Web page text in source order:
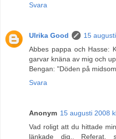
Svara
Ulrika Good
15
Abbes pappa och Hasse:
garvar knäna av mig och
Bengan: "Döden på
Svara
Anonym 15 augusti 2008
Vad roligt att du hittade
länkade dig..